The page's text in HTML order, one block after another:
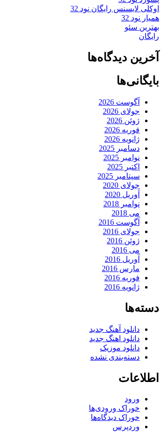
اوکلی لایسنس رایگان نود 32
همیار نود 32
بهترین سئو
رایگان
آخرین دیدگاه‌ها
بایگانی‌ها
آگوست 2026
جولای 2026
ژوئن 2026
فوریه 2026
ژانویه 2026
دسامبر 2025
نوامبر 2025
اکتبر 2025
سپتامبر 2025
جولای 2020
آوریل 2020
نوامبر 2018
می 2018
آگوست 2016
جولای 2016
ژوئن 2016
می 2016
آوریل 2016
مارس 2016
فوریه 2016
ژانویه 2016
دسته‌ها
دانلود آهنگ جدید
دانلود اهنگ جدید
دانلود موزیک
دسته‌بندی نشده
اطلاعات
ورود
خوراک ورودی‌ها
خوراک دیدگاه‌ها
وردپرس